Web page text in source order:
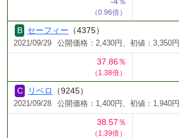
（0.96倍）
セーフィー （4375）
2021/09/29 公開価格：2,430円、初値：3,350円
37.86％
（1.38倍）
リベロ （9245）
2021/09/28 公開価格：1,400円、初値：1,940円
38.57％
（1.39倍）